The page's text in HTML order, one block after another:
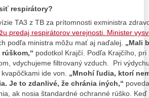
respirátory?
TA3 z TB za prítomnosti exministra
predaj respirátorov verejnosti. Minister
podľa ministra môžu mať aj naďalej. „Mali
podotkol Krajčí. Podľa Krajčího,
vdychujeme filtrovaný vzduch. Pri
ide von.
„Mnohí ľudia, ktorí
Je to zdanlivé, že chránia iných,“
ak nosia štandardné ochranné rúško.